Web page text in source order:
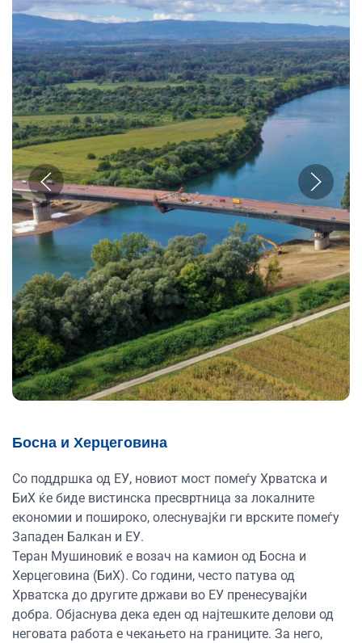
Босна и Херцеговина
Со поддршка од ЕУ, новиот мост помеѓу Хрватска и
БиХ ќе биде вистинска пресвртница за локалните
економии и пошироко, олеснувајќи ги врските помеѓу
Западен Балкан и ЕУ.
Теран Мушиновиќ е возач на камион од Босна и
Херцеговина (БиХ). Со години, често патува од
Хрватска до другите држави во ЕУ пренесувајќи
добра. Објаснува дека еден од најтешките делови од
неговата работа е чекањето на границите. За него,